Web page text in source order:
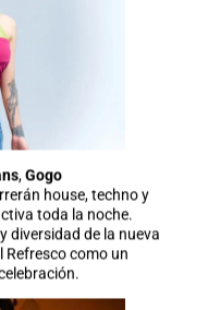
, Gogo
house, techno y
toda la noche.
diversidad de la nueva
Refresco como un